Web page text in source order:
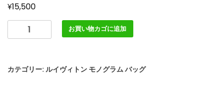
¥15,500
イ
ト
お買い物カゴに追加
カテゴリー: ルイヴィトン モノグラム バッグ